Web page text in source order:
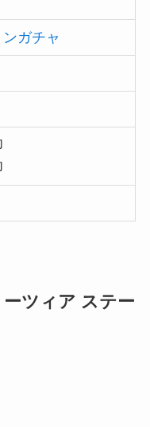
ガチャ
ツィア ステー